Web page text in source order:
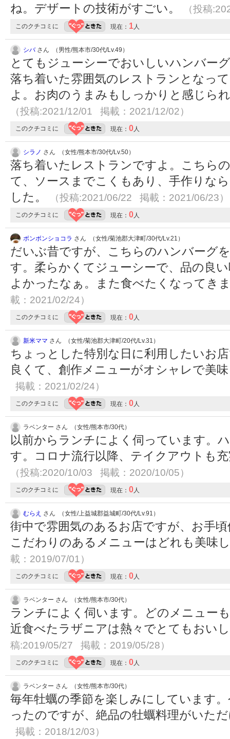
ね。デザートの技術がすごい。
（投稿
このクチコミに 現在： 1人
シバさん （男性/熊本市/30代/Lv.49）
とてもジューシーでおいしいハンバー
落ち着いた雰囲気のレストランとなっ
よ。お肉のうまみもしっかりと感じら
（投稿:2021/12/01 掲載：2021/12/02）
このクチコミに 現在： 0人
シラノ さん （女性/熊本市/30代/Lv.50）
落ち着いたレストランですよ。こちら
て、ソースまでこくもあり、手作りな
した。
（投稿:2021/06/22 掲載：2021/06/23）
このクチコミに 現在： 0人
ボンボンショコラ さん （女性/菊池郡大津町/30代/Lv.21）
だいぶ昔ですが、こちらのハンバーグ
す。柔らかくてジューシーで、品の良
よかったなぁ。また食べたくなってき
載：2021/02/24）
このクチコミに 現在： 0人
新米ママ さん （女性/菊池郡大津町/20代/Lv.31）
ちょっとした特別な日に利用したいお
良くて、創作メニューがオシャレで美
掲載：2021/02/24）
このクチコミに 現在： 0人
ラベンター さん （女性/熊本市/30代）
以前からランチによく伺っています。
す。コロナ流行以降、テイクアウトも
（投稿:2020/10/03 掲載：2020/10/05）
このクチコミに 現在： 0人
むらえ さん （女性/上益城郡益城町/30代/Lv.91）
街中で雰囲気のあるお店ですが、お手
こだわりのあるメニューはどれも美味
載：2019/07/01）
このクチコミに 現在： 0人
ラベンター さん （女性/熊本市/30代）
ランチによく伺います。どのメニュー
近食べたラザニアは熱々でとてもおい
稿:2019/05/27 掲載：2019/05/28）
このクチコミに 現在： 0人
ラベンター さん （女性/熊本市/30代）
毎年牡蠣の季節を楽しみにしています
ったのですが、絶品の牡蠣料理がいた
掲載：2018/12/03）